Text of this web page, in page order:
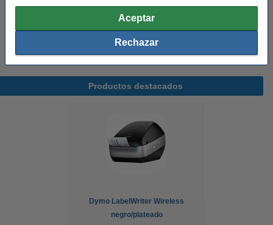
Aceptar
Rechazar
Recomendamos comprar estas etiquetas en lugar de las etiquetas
Productos destacados
Dymo LabelWriter Wireless
negro/plateado